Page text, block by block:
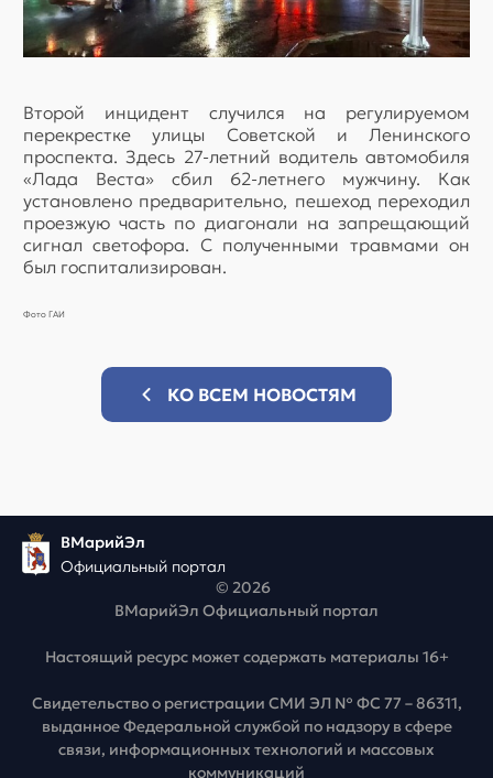
Второй инцидент случился на регулируемом
перекрестке улицы Советской и Ленинского
проспекта. Здесь 27-летний водитель автомобиля
«Лада Веста» сбил 62-летнего мужчину. Как
установлено предварительно, пешеход переходил
проезжую часть по диагонали на запрещающий
сигнал светофора. С полученными травмами он
был госпитализирован.
Фото ГАИ
КО ВСЕМ НОВОСТЯМ
ВМарийЭл
Официальный портал
© 2026
ВМарийЭл Официальный портал
Настоящий ресурс может содержать материалы 16+
Свидетельство о регистрации СМИ ЭЛ № ФС 77 – 86311,
выданное Федеральной службой по надзору в сфере
связи, информационных технологий и массовых
коммуникаций